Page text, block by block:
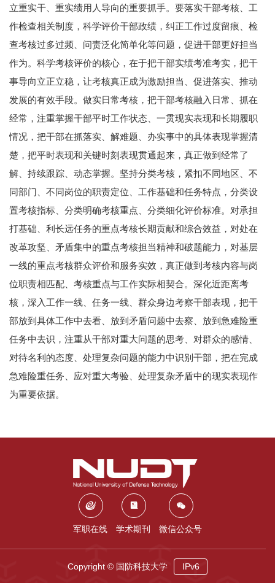
立重实干、重实绩用人导向的重要抓手。要落实干部考核、工
作检查相关制度，科学评价干部政绩，纠正工作过度留痕、检
查考核过多过频、问责泛化简单化等问题，促进干部更好担当
作为。科学考核评价的核心，在于把干部实绩考准考实，把干
事导向立正立稳，让考核真正成为激励担当、促进落实、推动
发展的有效手段。做实日常考核，把干部考核融入日常、抓在
经常，注重掌握干部平时工作状态、一贯现实表现和长期履职
情况，把干部在抓落实、解难题、办实事中的具体表现掌握清
楚，把平时表现和关键时刻表现贯通起来，真正做到经常了
解、持续跟踪、动态掌握。坚持分类考核，紧扣不同地区、不
同部门、不同岗位的职责定位、工作基础和任务特点，分类设
置考核指标、分类明确考核重点、分类细化评价标准。对承担
打基础、利长远任务的重点考核长期贡献和综合效益，对处在
改革攻坚、矛盾集中的重点考核担当精神和破题能力，对基层
一线的重点考核群众评价和服务实效，真正做到考核内容与岗
位职责相匹配、考核重点与工作实际相契合。深化近距离考
核，深入工作一线、任务一线、群众身边考察干部表现，把干
部放到具体工作中去看、放到矛盾问题中去察、放到急难险重
任务中去识，注重从干部对重大问题的思考、对群众的感情、
对待名利的态度、处理复杂问题的能力中识别干部，把在完成
急难险重任务、应对重大考验、处理复杂矛盾中的现实表现作
为重要依据。
军职在线 学术期刊 微信公众号
Copyright © 国防科技大学 IPv6